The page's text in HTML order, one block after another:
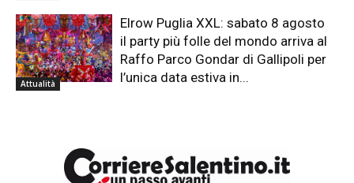
Attualità
Elrow Puglia XXL: sabato 8 agosto
il party più folle del mondo arriva al
Raffo Parco Gondar di Gallipoli per
l’unica data estiva in...